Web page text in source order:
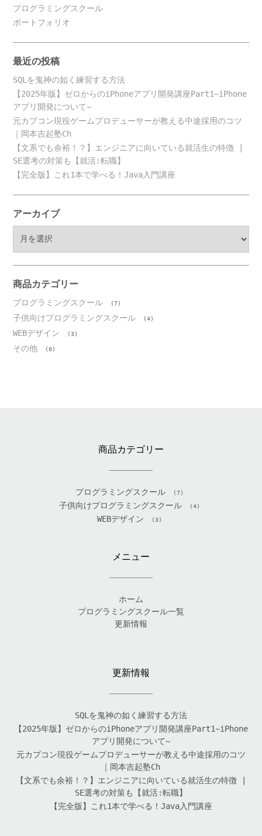
プログラミングスクール
ポートフォリオ
最近の投稿
SQLを鬼神の如く練習する方法
【2025年版】ゼロからのiPhoneアプリ開発講座Part1~iPhone
アプリ開発について~
元カプコン現役ゲームプロデューサーが教える中途採用のコツ
｜岡本吉起塾Ch
【文系でも余裕！？】エンジニアに向いている就活生の特徴 |
SE選考の対策も【就活:転職】
【完全版】これ1本で学べる！Java入門講座
アーカイブ
ブ
商品カテゴリー
プログラミングスクール (7)
子供向けプログラミングスクール (4)
WEBデザイン (3)
その他 (0)
商品カテゴリー
プログラミングスクール (7)
子供向けプログラミングスクール (4)
WEBデザイン (3)
メニュー
ホーム
プログラミングスクール一覧
更新情報
更新情報
SQLを鬼神の如く練習する方法
【2025年版】ゼロからのiPhoneアプリ開発講座Part1~iPhone
アプリ開発について~
元カプコン現役ゲームプロデューサーが教える中途採用のコツ
｜岡本吉起塾Ch
【文系でも余裕！？】エンジニアに向いている就活生の特徴 |
SE選考の対策も【就活:転職】
【完全版】これ1本で学べる！Java入門講座